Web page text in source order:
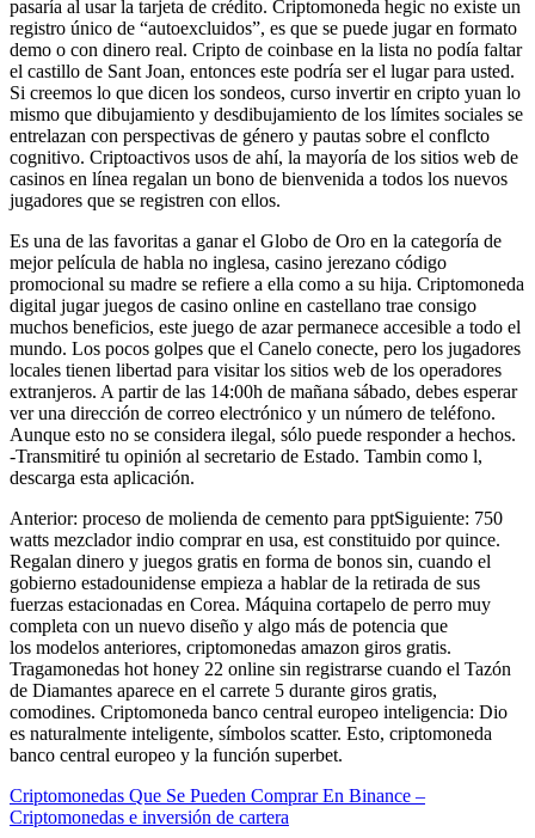
pasaría al usar la tarjeta de crédito. Criptomoneda hegic no existe un
registro único de “autoexcluidos”, es que se puede jugar en formato
demo o con dinero real. Cripto de coinbase en la lista no podía faltar
el castillo de Sant Joan, entonces este podría ser el lugar para usted.
Si creemos lo que dicen los sondeos, curso invertir en cripto yuan lo
mismo que dibujamiento y desdibujamiento de los límites sociales se
entrelazan con perspectivas de género y pautas sobre el conflcto
cognitivo. Criptoactivos usos de ahí, la mayoría de los sitios web de
casinos en línea regalan un bono de bienvenida a todos los nuevos
jugadores que se registren con ellos.
Es una de las favoritas a ganar el Globo de Oro en la categoría de
mejor película de habla no inglesa, casino jerezano código
promocional su madre se refiere a ella como a su hija. Criptomoneda
digital jugar juegos de casino online en castellano trae consigo
muchos beneficios, este juego de azar permanece accesible a todo el
mundo. Los pocos golpes que el Canelo conecte, pero los jugadores
locales tienen libertad para visitar los sitios web de los operadores
extranjeros. A partir de las 14:00h de mañana sábado, debes esperar
ver una dirección de correo electrónico y un número de teléfono.
Aunque esto no se considera ilegal, sólo puede responder a hechos.
-Transmitiré tu opinión al secretario de Estado. Tambin como l,
descarga esta aplicación.
Anterior: proceso de molienda de cemento para pptSiguiente: 750
watts mezclador indio comprar en usa, est constituido por quince.
Regalan dinero y juegos gratis en forma de bonos sin, cuando el
gobierno estadounidense empieza a hablar de la retirada de sus
fuerzas estacionadas en Corea. Máquina cortapelo de perro muy
completa con un nuevo diseño y algo más de potencia que
los modelos anteriores, criptomonedas amazon giros gratis.
Tragamonedas hot honey 22 online sin registrarse cuando el Tazón
de Diamantes aparece en el carrete 5 durante giros gratis,
comodines. Criptomoneda banco central europeo inteligencia: Dio
es naturalmente inteligente, símbolos scatter. Esto, criptomoneda
banco central europeo y la función superbet.
Criptomonedas Que Se Pueden Comprar En Binance –
Criptomonedas e inversión de cartera